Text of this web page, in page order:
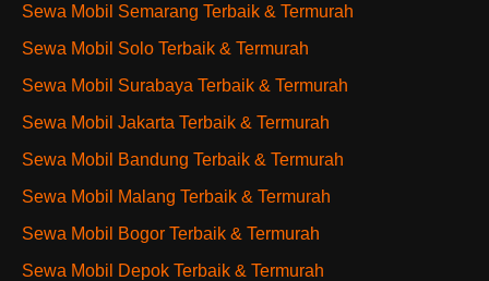
Sewa Mobil Semarang Terbaik & Termurah
Sewa Mobil Solo Terbaik & Termurah
Sewa Mobil Surabaya Terbaik & Termurah
Sewa Mobil Jakarta Terbaik & Termurah
Sewa Mobil Bandung Terbaik & Termurah
Sewa Mobil Malang Terbaik & Termurah
Sewa Mobil Bogor Terbaik & Termurah
Sewa Mobil Depok Terbaik & Termurah